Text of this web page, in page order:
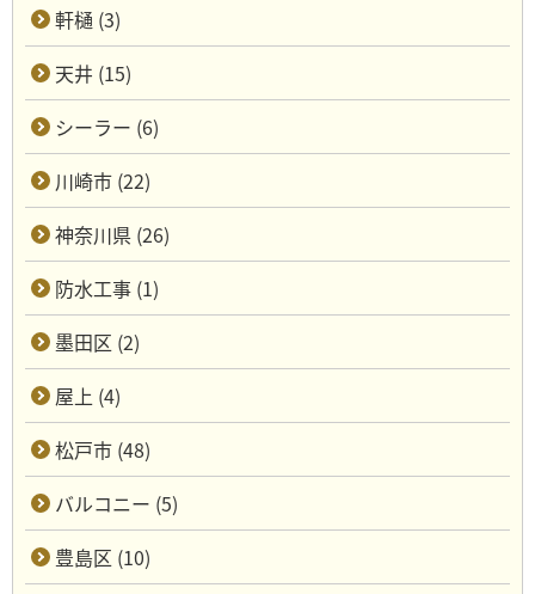
軒樋 (3)
天井 (15)
シーラー (6)
川崎市 (22)
神奈川県 (26)
防水工事 (1)
墨田区 (2)
屋上 (4)
松戸市 (48)
バルコニー (5)
豊島区 (10)